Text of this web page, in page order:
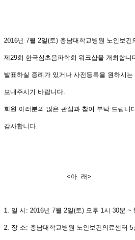
2016년 7월 2일(토) 충남대학교병원 노인보
제29회 한국심초음파학회 워크샵을 개최합니
발표하실 증례가 있거나 사전등록을 원하시
보내주시기 바랍니다.
회원 여러분의 많은 관심과 참여 부탁 드립니
감사합니다.
<아 래>
1. 일 시: 2016년 7월 2일(토) 오후 1시 30분 ~
2. 장 소: 충남대학교병원 노인보건의료센터 5